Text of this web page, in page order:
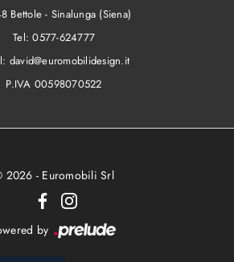
Bettole - Sinalunga (Siena)
Tel:0577-624777
david@euromobilidesign.it
P.IVA 00598070522
2026 - Euromobili Srl
by